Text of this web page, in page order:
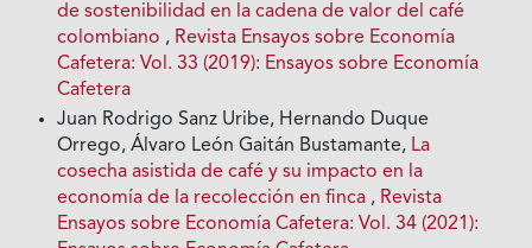
de sostenibilidad en la cadena de valor del café
colombiano , Revista Ensayos sobre Economía
Cafetera: Vol. 33 (2019): Ensayos sobre Economía
Cafetera
Juan Rodrigo Sanz Uribe, Hernando Duque
Orrego, Álvaro León Gaitán Bustamante, La
cosecha asistida de café y su impacto en la
economía de la recolección en finca , Revista
Ensayos sobre Economía Cafetera: Vol. 34 (2021):